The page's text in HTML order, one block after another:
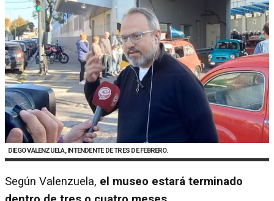
DIEGO VALENZUELA, INTENDENTE DE TRES DE FEBRERO.
Según Valenzuela, el museo estará terminado